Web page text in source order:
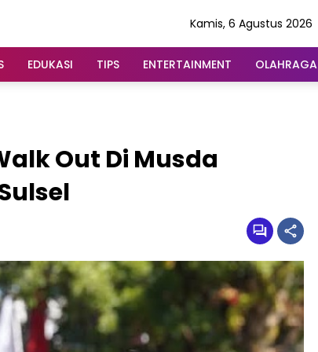
Kamis, 6 Agustus 2026
EDUKASI TIPS ENTERTAINMENT OLAHRAGA
Out Di Musda